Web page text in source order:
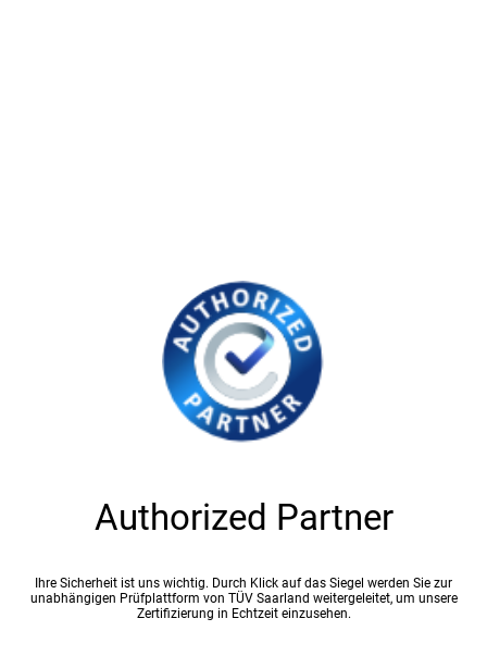
Authorized Partner
Ihre Sicherheit ist uns wichtig. Durch Klick auf das Siegel werden Sie zur
unabhängigen Prüfplattform von TÜV Saarland weitergeleitet, um unsere
Zertifizierung in Echtzeit einzusehen.